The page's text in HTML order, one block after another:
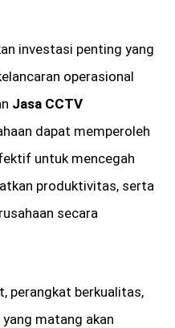
investasi penting yang
operasional
Jasa CCTV
dapat memperoleh
untuk mencegah
produktivitas, serta
secara
perangkat berkualitas,
matang akan